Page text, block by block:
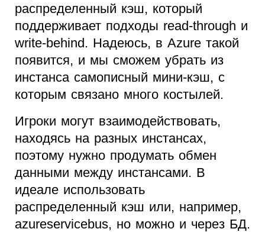
распределенный кэш, который
поддерживает подходы read-through и
write-behind. Надеюсь, в Azure такой
появится, и мы сможем убрать из
инстанса самописный мини-кэш, с
которым связано много костылей.
Игроки могут взаимодействовать,
находясь на разных инстансах,
поэтому нужно продумать обмен
данными между инстансами. В
идеале использовать
распределенный кэш или, например,
azureservicebus, но можно и через БД.